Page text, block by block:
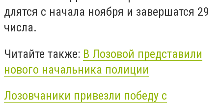
длятся с начала ноября и завершатся 29
числа.
Читайте также: В Лозовой представили
нового начальника полиции
Лозовчаники привезли победу с